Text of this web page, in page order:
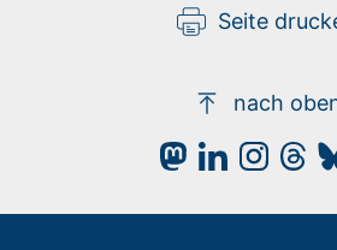
Seite
nach